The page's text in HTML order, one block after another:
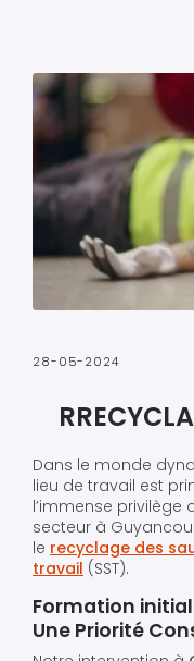
28-05-2024
Dans le monde
lieu de travail est
l’immense privilège
secteur à
le recyclage des
travail (SST).
Formation
Une Priorité